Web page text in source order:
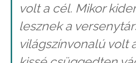
volt a cél. Mikor
lesznek a
világszínvonalú volt